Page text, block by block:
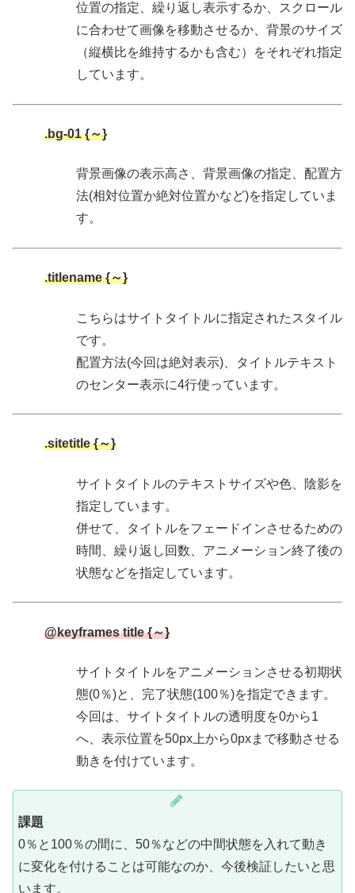
位置の指定、繰り返し表示するか、スクロール
に合わせて画像を移動させるか、背景のサイズ
（縦横比を維持するかも含む）をそれぞれ指定
しています。
.bg-01 {～}
背景画像の表示高さ、背景画像の指定、配置方
法(相対位置か絶対位置かなど)を指定していま
す。
.titlename {～}
こちらはサイトタイトルに指定されたスタイル
です。
配置方法(今回は絶対表示)、タイトルテキスト
のセンター表示に4行使っています。
.sitetitle {～}
サイトタイトルのテキストサイズや色、陰影を
指定しています。
併せて、タイトルをフェードインさせるための
時間、繰り返し回数、アニメーション終了後の
状態などを指定しています。
@keyframes title {～}
サイトタイトルをアニメーションさせる初期状
態(0％)と、完了状態(100％)を指定できます。
今回は、サイトタイトルの透明度を0から1
へ、表示位置を50px上から0pxまで移動させる
動きを付けています。
課題
0％と100％の間に、50％などの中間状態を入れて動き
に変化を付けることは可能なのか、今後検証したいと思
います。